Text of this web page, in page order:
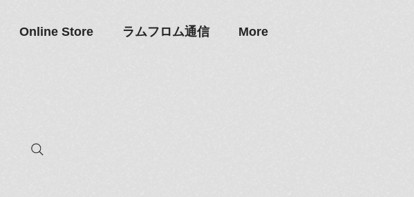
Online Store ラムフロム通信 More